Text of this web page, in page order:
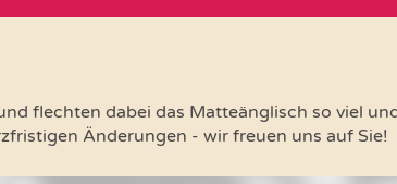
flechten dabei das Matteänglisch so viel
Änderungen - wir freuen uns auf Sie!